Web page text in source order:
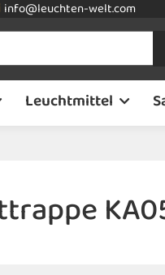
info@leuchten-welt.com
Leuchtmittel